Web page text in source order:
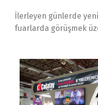
İlerleyen günlerde
fuarlarda görüşmek